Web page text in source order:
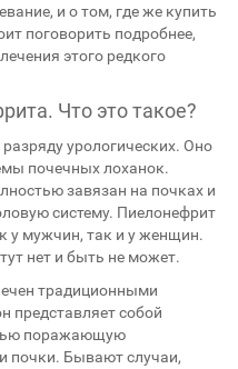
и о том, где же купить
поговорить подробнее,
этого редкого
Что это такое?
урологических. Оно
почечных лоханок.
завязан на почках и
систему. Пиелонефрит
у мужчин, так и у женщин.
нет и быть не может.
традиционными
представляет собой
поражающую
почки. Бывают случаи,